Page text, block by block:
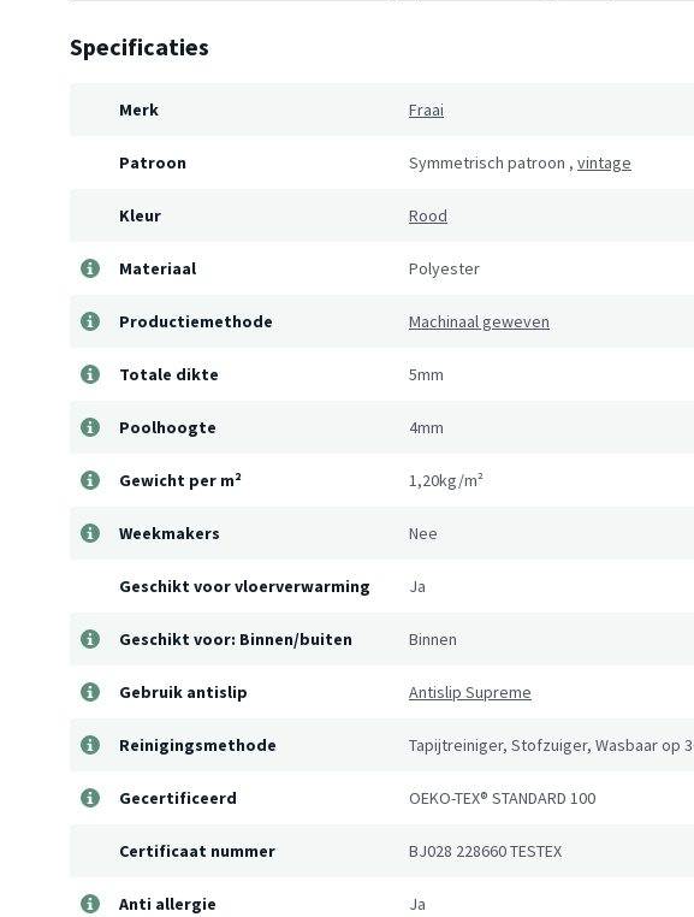
Specificaties
Merk Fraai
Patroon Symmetrisch patroon , vintage
Kleur Rood
Materiaal Polyester
Productiemethode Machinaal geweven
Totale dikte 5mm
Poolhoogte 4mm
Gewicht per m² 1,20kg/m²
Weekmakers Nee
Geschikt voor vloerverwarming Ja
Geschikt voor: Binnen/buiten Binnen
Gebruik antislip Antislip Supreme
Reinigingsmethode Tapijtreiniger, Stofzuiger, Wasbaar op
Gecertificeerd OEKO-TEX® STANDARD 100
Certificaat nummer BJ028 228660 TESTEX
Anti allergie Ja